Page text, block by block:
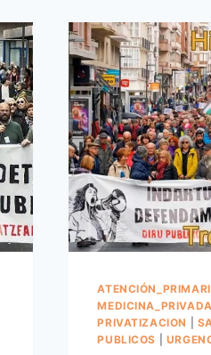
MEDICINA_PRIVADA
PRIVATIZACION
PUBLICOS